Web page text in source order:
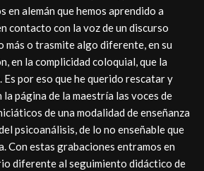
en alemán que hemos aprendido a
contacto con la voz de un discurso
más o trasmite algo diferente, en su
en la complicidad coloquial, que la
por eso que he querido rescatar y
página de la maestría las voces de
de una modalidad de enseñanza
psicoanálisis, de lo no enseñable que
Con estas grabaciones entramos en
diferente al seguimiento didáctico de